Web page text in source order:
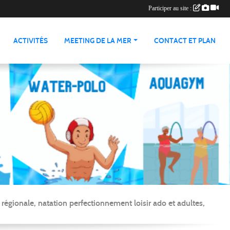
ACTIVITÉS MEETING DE LA MER CONTACT ET PLAN
natation perfectionnement loisir ado et adultes,
Participer au site :